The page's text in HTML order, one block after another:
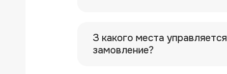
З какого места управляется
замовление?